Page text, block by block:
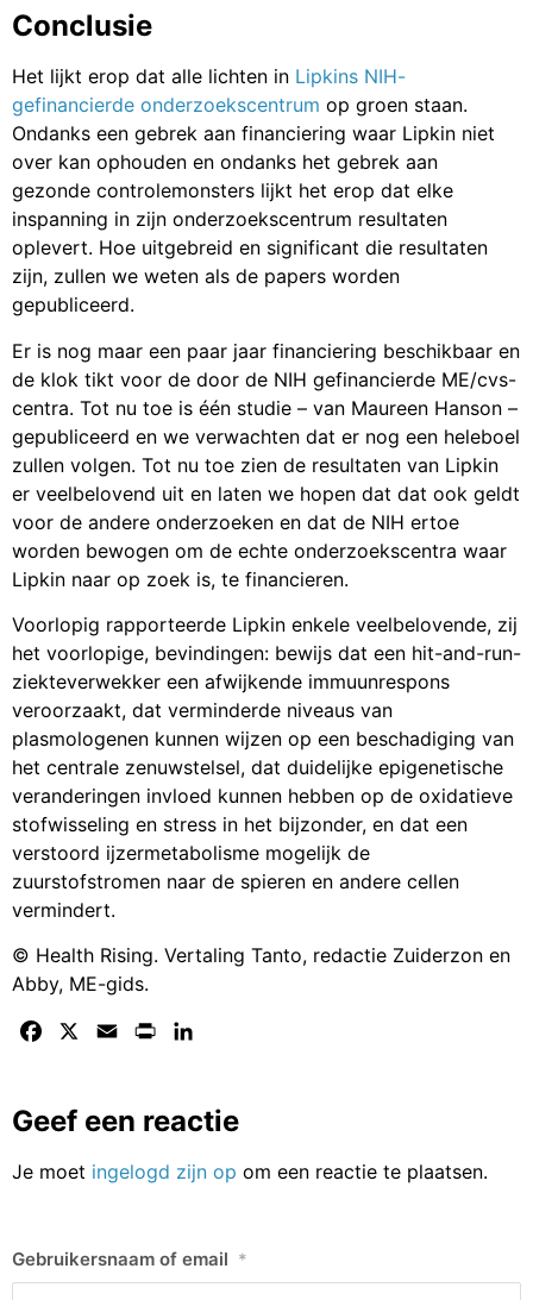
Conclusie
Het lijkt erop dat alle lichten in Lipkins NIH-
gefinancierde onderzoekscentrum op groen staan.
Ondanks een gebrek aan financiering waar Lipkin niet
over kan ophouden en ondanks het gebrek aan
gezonde controlemonsters lijkt het erop dat elke
inspanning in zijn onderzoekscentrum resultaten
oplevert. Hoe uitgebreid en significant die resultaten
zijn, zullen we weten als de papers worden
gepubliceerd.
Er is nog maar een paar jaar financiering beschikbaar en
de klok tikt voor de door de NIH gefinancierde ME/cvs-
centra. Tot nu toe is één studie – van Maureen Hanson –
gepubliceerd en we verwachten dat er nog een heleboel
zullen volgen. Tot nu toe zien de resultaten van Lipkin
er veelbelovend uit en laten we hopen dat dat ook geldt
voor de andere onderzoeken en dat de NIH ertoe
worden bewogen om de echte onderzoekscentra waar
Lipkin naar op zoek is, te financieren.
Voorlopig rapporteerde Lipkin enkele veelbelovende, zij
het voorlopige, bevindingen: bewijs dat een hit-and-run-
ziekteverwekker een afwijkende immuunrespons
veroorzaakt, dat verminderde niveaus van
plasmologenen kunnen wijzen op een beschadiging van
het centrale zenuwstelsel, dat duidelijke epigenetische
veranderingen invloed kunnen hebben op de oxidatieve
stofwisseling en stress in het bijzonder, en dat een
verstoord ijzermetabolisme mogelijk de
zuurstofstromen naar de spieren en andere cellen
vermindert.
© Health Rising. Vertaling Tanto, redactie Zuiderzon en
Abby, ME-gids.
Facebook Email Print
Geef een reactie
Je moet ingelogd zijn op om een reactie te plaatsen.
Gebruikersnaam of email *